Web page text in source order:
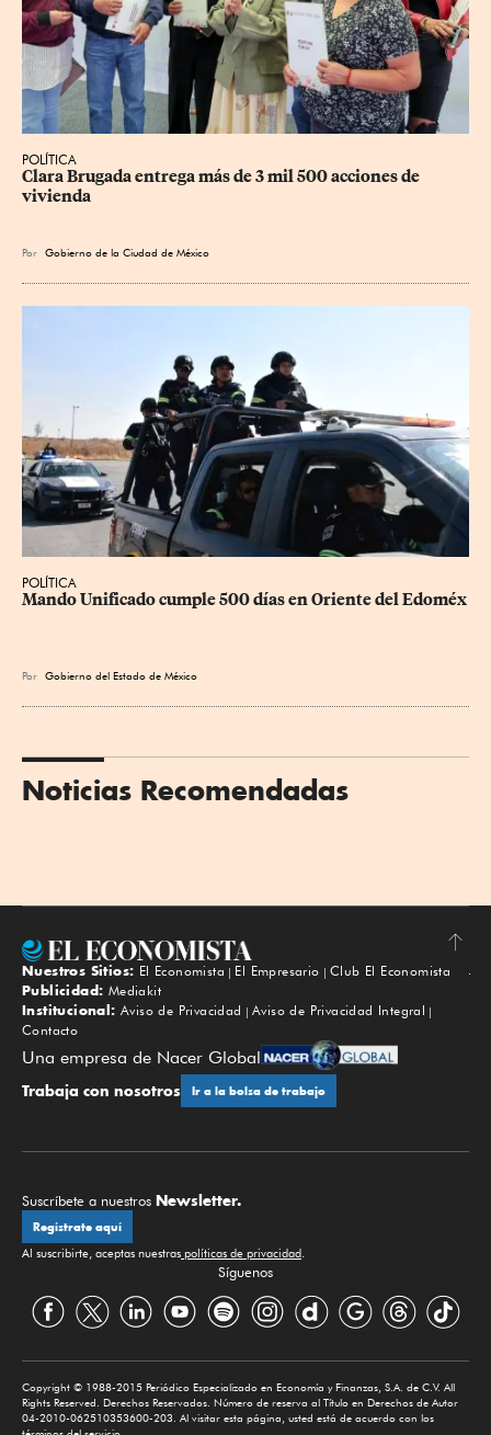
POLÍTICA
Clara Brugada entrega más de 3 mil 500 acciones de
vivienda
Por Gobierno de la Ciudad de México
POLÍTICA
Mando Unificado cumple 500 días en Oriente del Edoméx
Por Gobierno del Estado de México
Noticias Recomendadas
Subir
Nuestros Sitios: El Economista El Empresario
Club El Economista
Publicidad: Mediakit
Institucional: Aviso de Privacidad
Aviso de Privacidad Integral
Contacto
Una empresa de Nacer Global
Trabaja con nosotros Ir a la bolsa de trabajo
Suscríbete a nuestros Newsletter.
Regístrate aquí
Al suscribirte, aceptas nuestras políticas de privacidad.
Síguenos
Copyright © 1988-2015 Periódico Especializado en Economía y Finanzas, S.A. de C.V. All
Rights Reserved. Derechos Reservados. Número de reserva al Título en Derechos de Autor
04-2010-062510353600-203. Al visitar esta página, usted está de acuerdo con los